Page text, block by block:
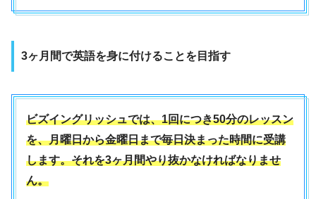
3ヶ月間で英語を身に付けることを目指す
ビズイングリッシュでは、1回につき50分のレッスン
を、月曜日から金曜日まで毎日決まった時間に受講
します。それを3ヶ月間やり抜かなければなりませ
ん。